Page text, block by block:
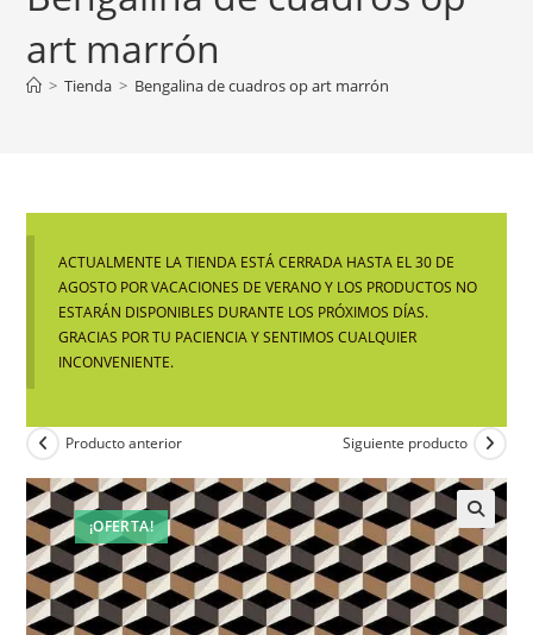
art marrón
> Tienda > Bengalina de cuadros op art marrón
ACTUALMENTE LA TIENDA ESTÁ CERRADA HASTA EL 30 DE
AGOSTO POR VACACIONES DE VERANO Y LOS PRODUCTOS NO
ESTARÁN DISPONIBLES DURANTE LOS PRÓXIMOS DÍAS.
GRACIAS POR TU PACIENCIA Y SENTIMOS CUALQUIER
INCONVENIENTE.
¡OFERTA!
Producto anterior Siguiente producto
🔍